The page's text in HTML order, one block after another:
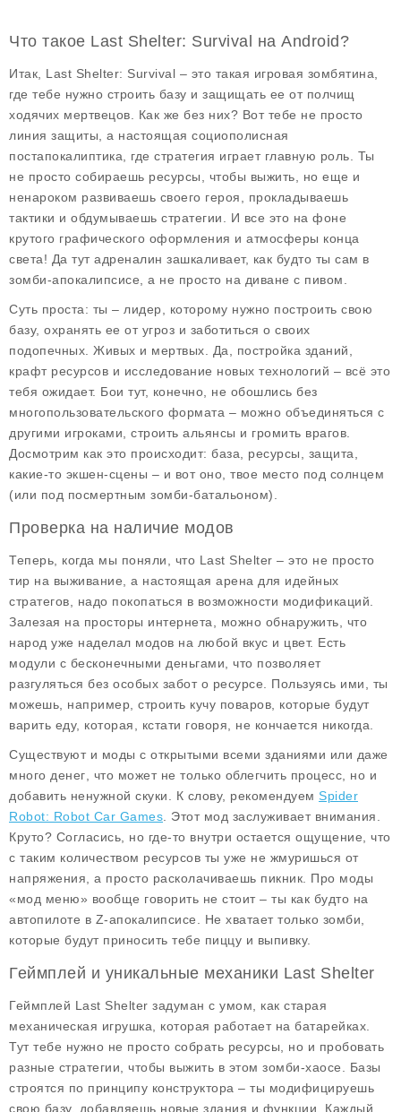
Что такое Last Shelter: Survival на Android?
Итак, Last Shelter: Survival – это такая игровая зомбятина,
где тебе нужно строить базу и защищать ее от полчищ
ходячих мертвецов. Как же без них? Вот тебе не просто
линия защиты, а настоящая социополисная
постапокалиптика, где стратегия играет главную роль. Ты
не просто собираешь ресурсы, чтобы выжить, но еще и
ненароком развиваешь своего героя, прокладываешь
тактики и обдумываешь стратегии. И все это на фоне
крутого графического оформления и атмосферы конца
света! Да тут адреналин зашкаливает, как будто ты сам в
зомби-апокалипсисе, а не просто на диване с пивом.
Суть проста: ты – лидер, которому нужно построить свою
базу, охранять ее от угроз и заботиться о своих
подопечных. Живых и мертвых. Да, постройка зданий,
крафт ресурсов и исследование новых технологий – всё это
тебя ожидает. Бои тут, конечно, не обошлись без
многопользовательского формата – можно объединяться с
другими игроками, строить альянсы и громить врагов.
Досмотрим как это происходит: база, ресурсы, защита,
какие-то экшен-сцены – и вот оно, твое место под солнцем
(или под посмертным зомби-батальоном).
Проверка на наличие модов
Теперь, когда мы поняли, что Last Shelter – это не просто
тир на выживание, а настоящая арена для идейных
стратегов, надо покопаться в возможности модификаций.
Залезая на просторы интернета, можно обнаружить, что
народ уже наделал модов на любой вкус и цвет. Есть
модули с бесконечными деньгами , что позволяет
разгуляться без особых забот о ресурсе. Пользуясь ими, ты
можешь, например, строить кучу поваров, которые будут
варить еду, которая, кстати говоря, не кончается никогда.
Существуют и моды с открытыми всеми зданиями или даже
много денег , что может не только облегчить процесс, но и
добавить ненужной скуки. К слову, рекомендуем Spider
Robot: Robot Car Games . Этот мод заслуживает внимания.
Круто? Согласись, но где-то внутри остается ощущение, что
с таким количеством ресурсов ты уже не жмуришься от
напряжения, а просто расколачиваешь пикник. Про моды
«мод меню» вообще говорить не стоит – ты как будто на
автопилоте в Z-апокалипсисе. Не хватает только зомби,
которые будут приносить тебе пиццу и выпивку.
Геймплей и уникальные механики Last Shelter
Геймплей Last Shelter задуман с умом, как старая
механическая игрушка, которая работает на батарейках.
Тут тебе нужно не просто собрать ресурсы, но и пробовать
разные стратегии, чтобы выжить в этом зомби-хаосе. Базы
строятся по принципу конструктора – ты модифицируешь
свою базу, добавляешь новые здания и функции. Каждый